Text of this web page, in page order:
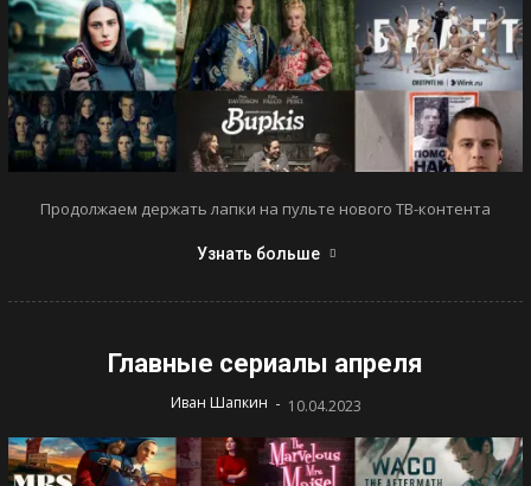
Продолжаем держать лапки на пульте нового ТВ-контента
Узнать больше
Главные сериалы апреля
Иван Шапкин - 10.04.2023